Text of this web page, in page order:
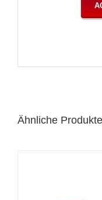
Ähnliche Produkte